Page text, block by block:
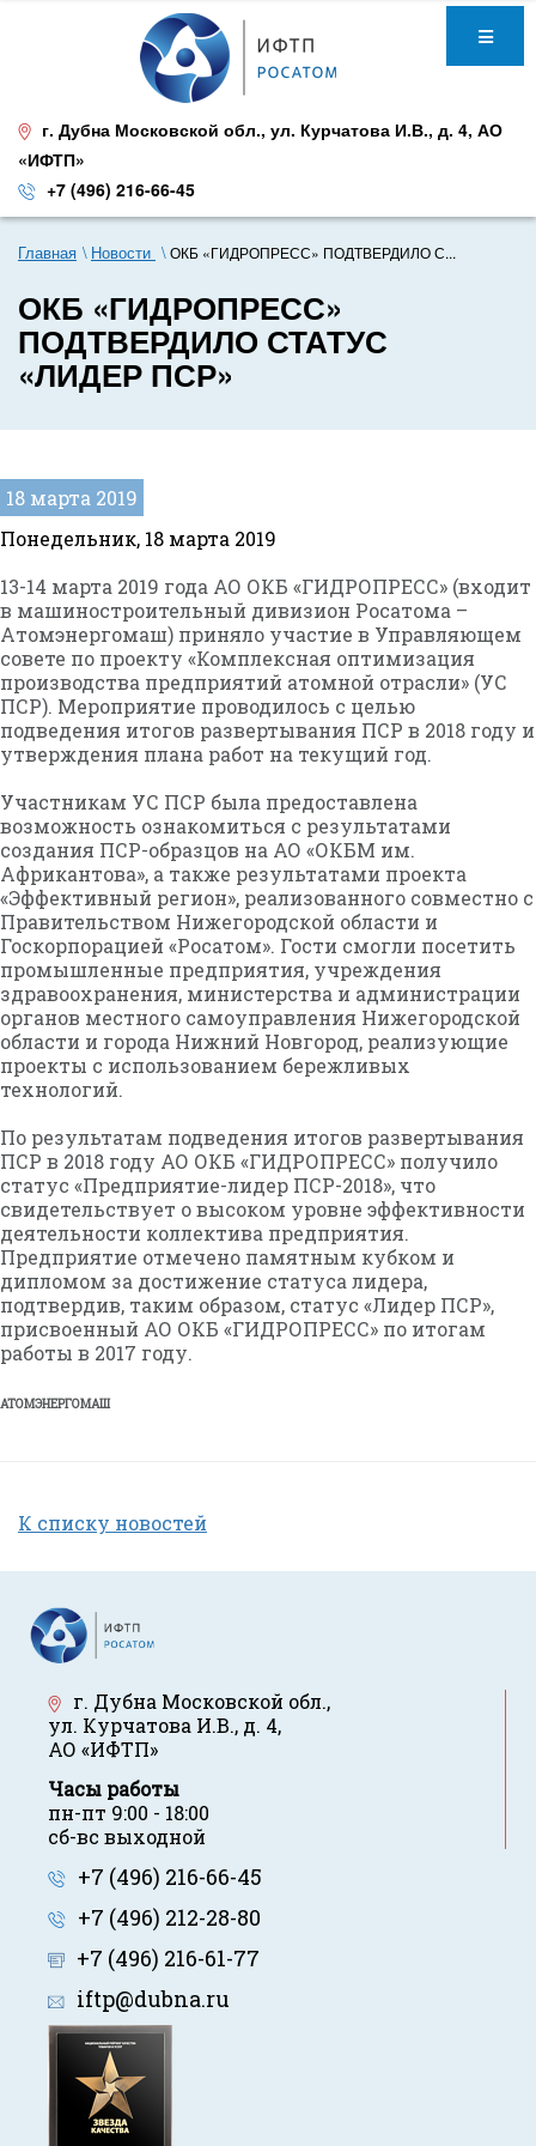
г. Дубна Московской обл., ул. Курчатова И.В., д. 4, АО
«ИФТП»
+7 (496) 216-66-45
Главная Новости ОКБ «ГИДРОПРЕСС» ПОДТВЕРДИЛО С...
ОКБ «ГИДРОПРЕСС»
ПОДТВЕРДИЛО СТАТУС
«ЛИДЕР ПСР»
18 марта 2019
Понедельник, 18 марта 2019
13-14 марта 2019 года АО ОКБ «ГИДРОПРЕСС» (входит
в машиностроительный дивизион Росатома –
Атомэнергомаш) приняло участие в Управляющем
совете по проекту «Комплексная оптимизация
производства предприятий атомной отрасли» (УС
ПСР). Мероприятие проводилось с целью
подведения итогов развертывания ПСР в 2018 году и
утверждения плана работ на текущий год.
Участникам УС ПСР была предоставлена
возможность ознакомиться с результатами
создания ПСР-образцов на АО «ОКБМ им.
Африкантова», а также результатами проекта
«Эффективный регион», реализованного совместно с
Правительством Нижегородской области и
Госкорпорацией «Росатом». Гости смогли посетить
промышленные предприятия, учреждения
здравоохранения, министерства и администрации
органов местного самоуправления Нижегородской
области и города Нижний Новгород, реализующие
проекты с использованием бережливых
технологий.
По результатам подведения итогов развертывания
ПСР в 2018 году АО ОКБ «ГИДРОПРЕСС» получило
статус «Предприятие-лидер ПСР-2018», что
свидетельствует о высоком уровне эффективности
деятельности коллектива предприятия.
Предприятие отмечено памятным кубком и
дипломом за достижение статуса лидера,
подтвердив, таким образом, статус «Лидер ПСР»,
присвоенный АО ОКБ «ГИДРОПРЕСС» по итогам
работы в 2017 году.
АТОМЭНЕРГОМАШ
К списку новостей
г. Дубна Московской обл.,
ул. Курчатова И.В., д. 4,
АО «ИФТП»
Часы работы
пн-пт 9:00 - 18:00
сб-вс выходной
+7 (496) 216-66-45
+7 (496) 212-28-80
+7 (496) 216-61-77
iftp@dubna.ru